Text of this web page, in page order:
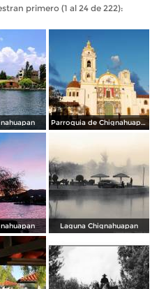
primero (1 al 24 de 222):
Parroquia de Chignahuapan
Laguna Chignahuapan